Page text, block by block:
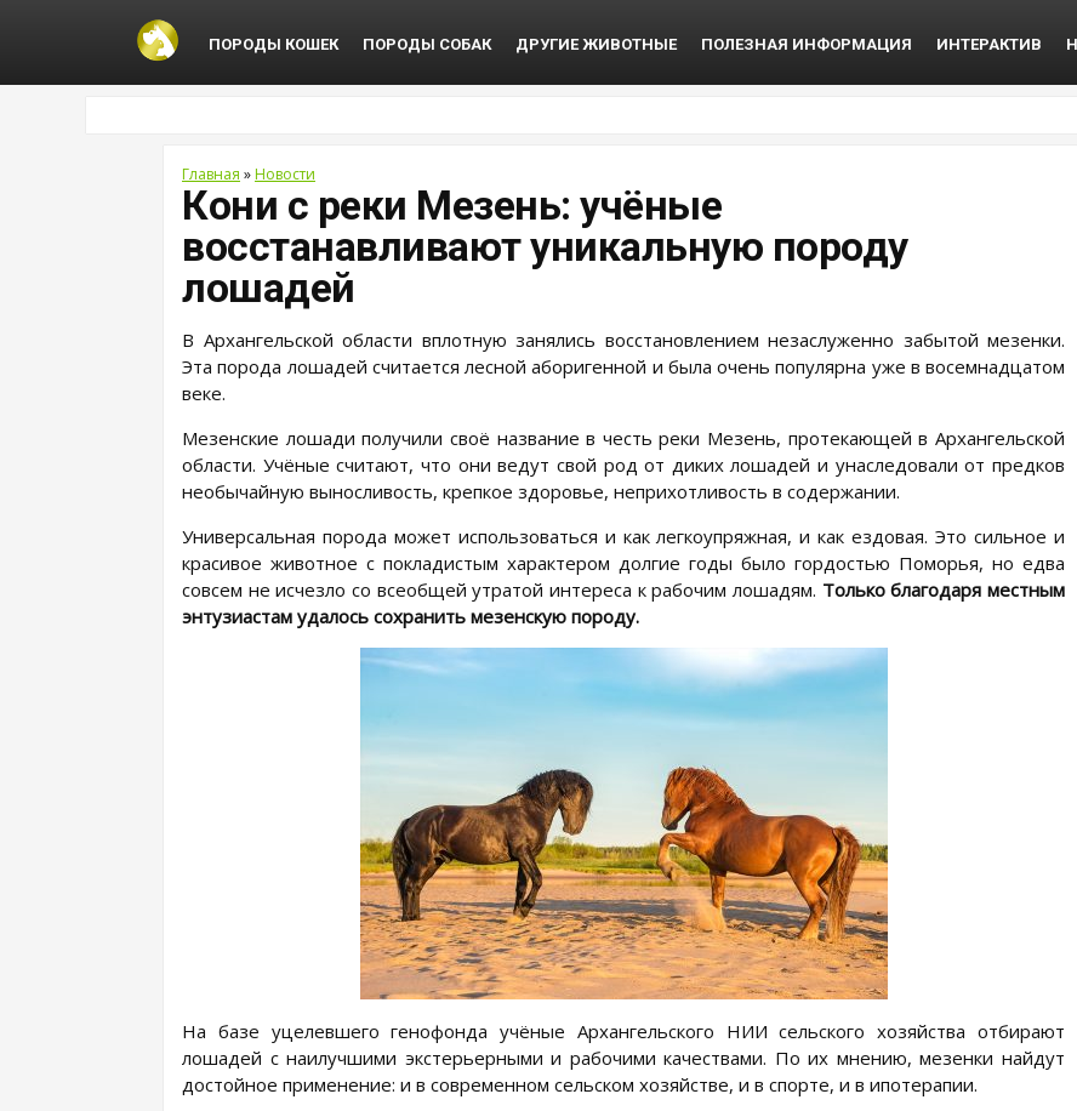
ПОРОДЫ КОШЕК ПОРОДЫ СОБАК ДРУГИЕ ЖИВОТНЫЕ ПОЛЕЗНАЯ ИНФОРМАЦИЯ ИНТЕРАКТИВ
Главная »Новости
Кони с реки Мезень: учёные
восстанавливают уникальную породу
лошадей
В Архангельской области вплотную занялись восстановлением незаслуженно забытой мезенки.
Эта порода лошадей считается лесной аборигенной и была очень популярна уже в восемнадцатом
веке.
Мезенские лошади получили своё название в честь реки Мезень, протекающей в Архангельской
области. Учёные считают, что они ведут свой род от диких лошадей и унаследовали от предков
необычайную выносливость, крепкое здоровье, неприхотливость в содержании.
Универсальная порода может использоваться и как легкоупряжная, и как ездовая. Это сильное и
красивое животное с покладистым характером долгие годы было гордостью Поморья, но едва
совсем не исчезло со всеобщей утратой интереса к рабочим лошадям. Только благодаря местным
энтузиастам удалось сохранить мезенскую породу.
На базе уцелевшего генофонда учёные Архангельского НИИ сельского хозяйства отбирают
лошадей с наилучшими экстерьерными и рабочими качествами. По их мнению, мезенки найдут
достойное применение: и в современном сельском хозяйстве, и в спорте, и в ипотерапии.